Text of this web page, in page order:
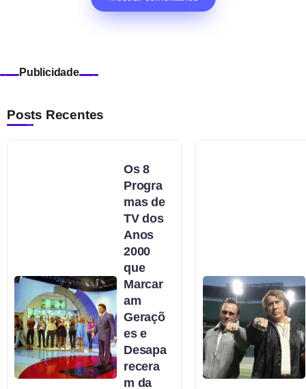
Publicidade
Posts Recentes
Os 8
Progra
mas de
TV dos
Anos
2000
que
Marcar
am
Geraçõ
es e
Desapa
recera
m da